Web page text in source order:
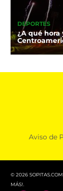
DEPORTES
¿A qué hora
Aviso de
© 2026
MÁS!.